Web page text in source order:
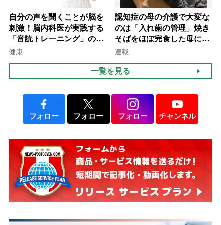
自分の声を聞くことが脳を
刺激！脳内科医が実践する
「音読トレーニング」の極
意
健康
認知症の母の介護で大変な
のは「入れ歯の管理」焼き
そばをほぼ完食した母に息
子が血の気が引いた理由
連載
一覧を見る
フォロー フォロー フォロー チャンネル